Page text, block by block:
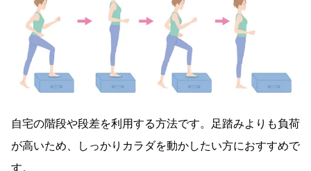
自宅の階段や段差を利用する方法です。足踏みよりも負荷
が高いため、しっかりカラダを動かしたい方におすすめで
す。